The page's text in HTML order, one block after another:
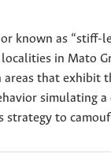
known as “stiff-
in Mato
that exhibit
simulating
to